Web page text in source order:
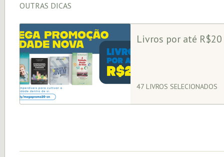
OUTRAS DICAS
Livros por até R$20
47 LIVROS SELECIONADOS